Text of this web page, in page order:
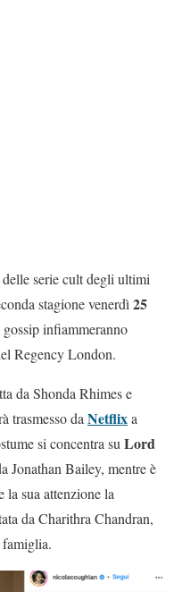
serie cult degli ultimi
stagione venerdì 25
infiammeranno
Regency London.
da Shonda Rhimes e
trasmesso da Netflixa
si concentra su Lord
Jonathan Bailey, mentre è
sua attenzione la
da Charithra Chandran,
famiglia.